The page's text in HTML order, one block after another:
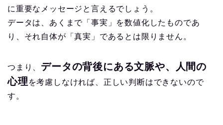
に重要なメッセージと言えるでしょう。
データは、あくまで「事実」を数値化したものであ
り、それ自体が「真実」であるとは限りません。
つまり、 データの背後にある文脈や、人間の
心理 を考慮しなければ、正しい判断はできないので
す。